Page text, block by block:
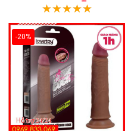
-20%